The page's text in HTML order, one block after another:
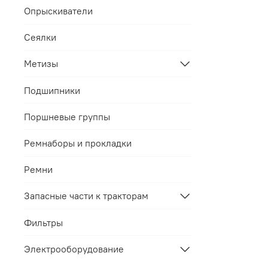
Опрыскиватели
Сеялки
Метизы
Подшипники
Поршневые группы
Ремнаборы и прокладки
Ремни
Запасные части к тракторам
Фильтры
Электрооборудование